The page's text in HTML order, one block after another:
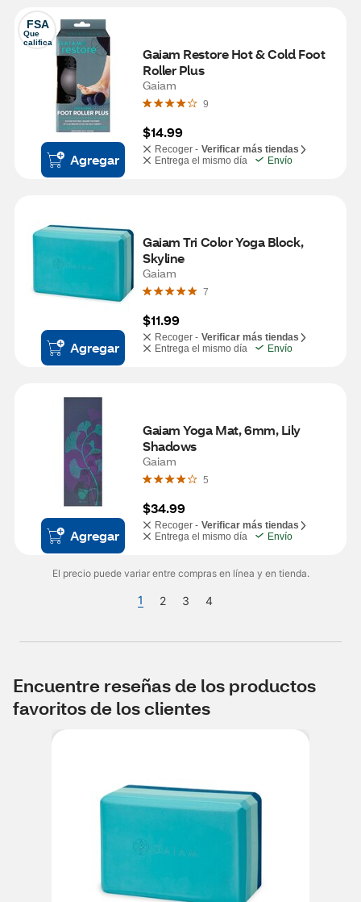
FSA
Que
califica
Agregar
Gaiam Restore Hot & Cold Foot
Roller Plus
Gaiam
9
$14.99
Recoger - Verificar más tiendas
Entrega el mismo día
Envío
Agregar
Gaiam Tri Color Yoga Block,
Skyline
Gaiam
7
$11.99
Recoger - Verificar más tiendas
Entrega el mismo día
Envío
Agregar
Gaiam Yoga Mat, 6mm, Lily
Shadows
Gaiam
5
$34.99
Recoger - Verificar más tiendas
Entrega el mismo día
Envío
El precio puede variar entre compras en línea y en tienda.
1 2 3 4
Encuentre reseñas de los productos
favoritos de los clientes